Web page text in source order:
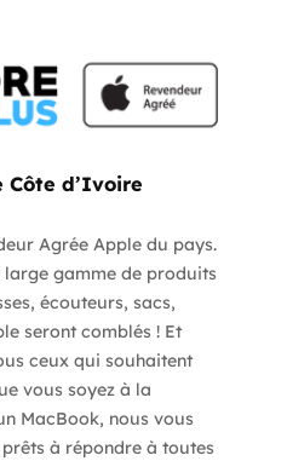
Côte d’Ivoire
Agrée Apple du pays.
gamme de produits
écouteurs, sacs,
seront comblés ! Et
ceux qui souhaitent
vous soyez à la
MacBook, nous vous
à répondre à toutes